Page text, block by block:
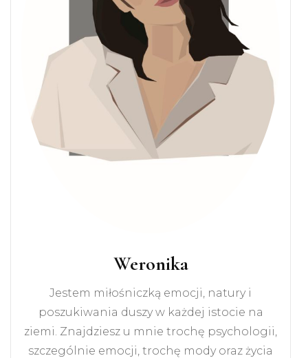
Weronika
Jestem miłośniczką emocji, natury i
poszukiwania duszy w każdej istocie na
ziemi. Znajdziesz u mnie trochę psychologii,
szczególnie emocji, trochę mody oraz życia